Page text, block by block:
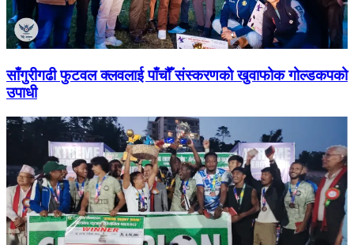
साँगुरीगढी फुटवल क्लवलाई पाँचौँ संस्करणको खुवाफोक गोल्डकपको
उपाधी